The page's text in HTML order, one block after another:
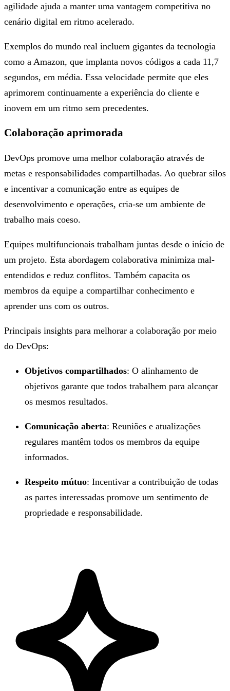
agilidade ajuda a manter uma vantagem competitiva no
cenário digital em ritmo acelerado.
Exemplos do mundo real incluem gigantes da tecnologia
como a Amazon, que implanta novos códigos a cada 11,7
segundos, em média. Essa velocidade permite que eles
aprimorem continuamente a experiência do cliente e
inovem em um ritmo sem precedentes.
Colaboração aprimorada
DevOps promove uma melhor colaboração através de
metas e responsabilidades compartilhadas. Ao quebrar silos
e incentivar a comunicação entre as equipes de
desenvolvimento e operações, cria-se um ambiente de
trabalho mais coeso.
Equipes multifuncionais trabalham juntas desde o início de
um projeto. Esta abordagem colaborativa minimiza mal-
entendidos e reduz conflitos. Também capacita os
membros da equipe a compartilhar conhecimento e
aprender uns com os outros.
Principais insights para melhorar a colaboração por meio
do DevOps:
Objetivos compartilhados: O alinhamento de
objetivos garante que todos trabalhem para alcançar
os mesmos resultados.
Comunicação aberta: Reuniões e atualizações
regulares mantêm todos os membros da equipe
informados.
Respeito mútuo: Incentivar a contribuição de todas
as partes interessadas promove um sentimento de
propriedade e responsabilidade.